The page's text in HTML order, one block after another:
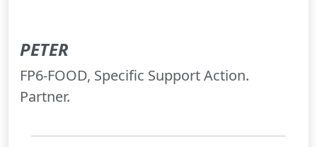
PETER
FP6-FOOD, Specific Support Action.
Partner.